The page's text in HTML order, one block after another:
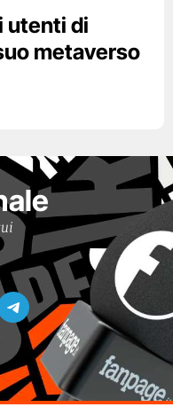
utenti di
metaverso